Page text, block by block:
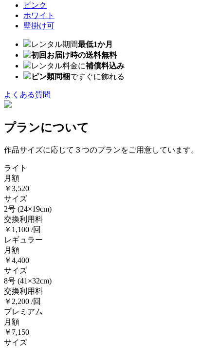
ピンク
ホワイト
壁掛け可
レンタル期間最低1か月
初回お届け時の送料無料
レンタル料金に補償料込み
ピン類同梱ですぐに飾れる
よくある質問
プランについて
作品サイズに応じて３つのプランをご用意しています。
ライト
月額
￥3,520
サイズ
2号 (24×19cm)
交換利用料
￥1,100 /回
レギュラー
月額
￥4,400
サイズ
8号 (41×32cm)
交換利用料
￥2,200 /回
プレミアム
月額
￥7,150
サイズ